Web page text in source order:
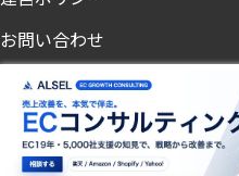
お問い合わせ
ノンアル・節酒メディア「飲
© 2025